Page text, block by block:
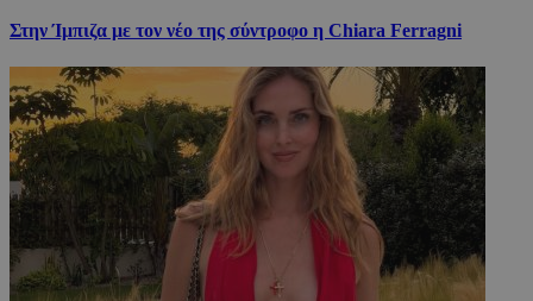
Στην Ίμπιζα με τον νέο της σύντροφο η Chiara Ferragni